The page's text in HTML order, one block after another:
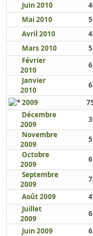
Juin 2010
Mai 2010
Avril 2010
Mars 2010
Février
2010
Janvier
2010
2009
Décembre
2009
Novembre
2009
Octobre
2009
Septembre
2009
Août 2009
Juillet
2009
Juin 2009